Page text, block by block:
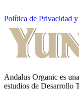
Política de Privacidad
Andalus Organic es
estudios de Desarrollo